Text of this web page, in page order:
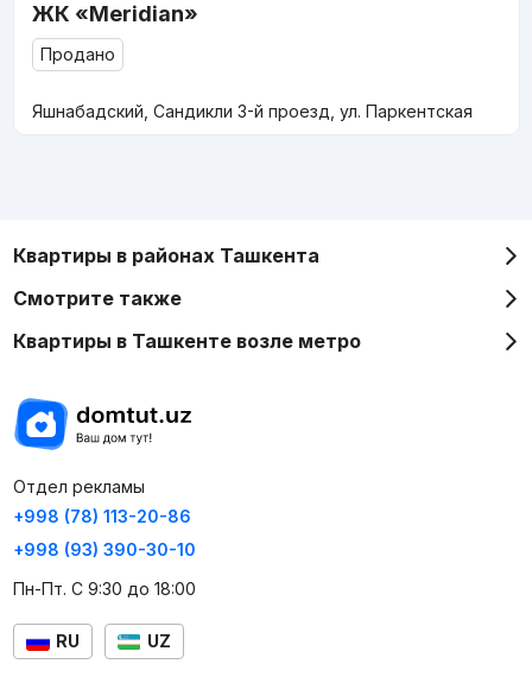
ЖК «Meridian»
Продано
Яшнабадский, Сандикли 3-й проезд, ул. Паркентская
Квартиры в районах Ташкента
Смотрите также
Квартиры в Ташкенте возле метро
Отдел рекламы
+998 (78) 113-20-86
+998 (93) 390-30-10
Пн-Пт. С 9:30 до 18:00
RU UZ